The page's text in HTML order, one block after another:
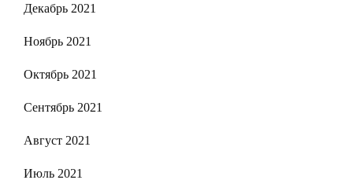
Декабрь 2021
Ноябрь 2021
Октябрь 2021
Сентябрь 2021
Август 2021
Июль 2021